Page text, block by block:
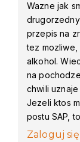
Wazne jak
przepis na
tez
alkohol.
na
chwili
Jezeli ktos
postu SAP,
Zaloguj